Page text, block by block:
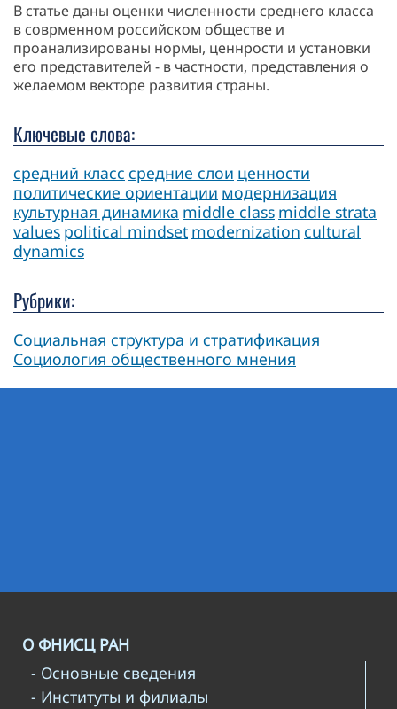
В статье даны оценки численности среднего класса
в соврменном российском обществе и
проанализированы нормы, ценнрости и установки
его представителей - в частности, представления о
желаемом векторе развития страны.
Ключевые слова:
средний класс средние слои ценности
политические ориентации модернизация
культурная динамика middle class middle strata
values political mindset modernization cultural
dynamics
Рубрики:
Социальная структура и стратификация
Социология общественного мнения
О ФНИСЦ РАН
- Основные сведения
- Институты и филиалы